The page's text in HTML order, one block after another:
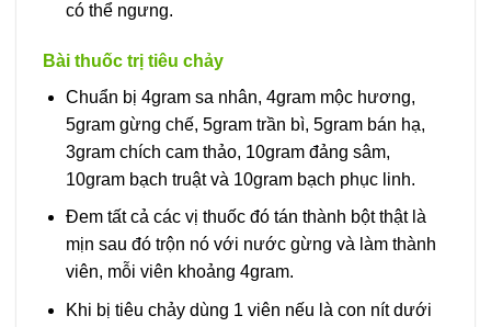
có thể ngưng.
Bài thuốc trị tiêu chảy
Chuẩn bị 4gram sa nhân, 4gram mộc hương,
5gram gừng chế, 5gram trần bì, 5gram bán hạ,
3gram chích cam thảo, 10gram đảng sâm,
10gram bạch truật và 10gram bạch phục linh.
Đem tất cả các vị thuốc đó tán thành bột thật là
mịn sau đó trộn nó với nước gừng và làm thành
viên, mỗi viên khoảng 4gram.
Khi bị tiêu chảy dùng 1 viên nếu là con nít dưới